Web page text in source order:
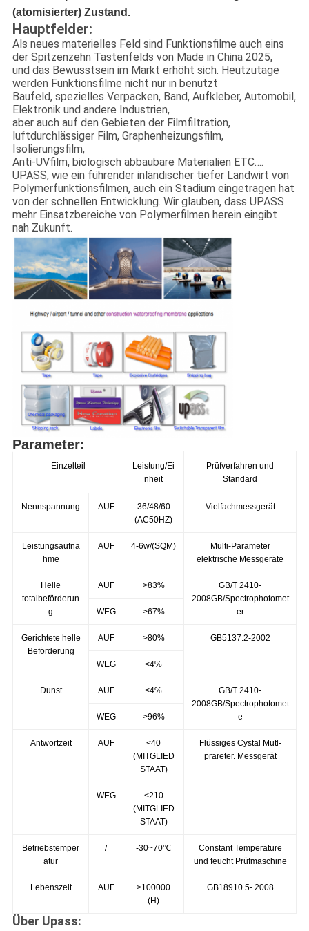
(atomisierter) Zustand.
Hauptfelder:
Als neues materielles Feld sind Funktionsfilme auch eins
der Spitzenzehn Tastenfelds von Made in China 2025,
und das Bewusstsein im Markt erhöht sich. Heutzutage
werden Funktionsfilme nicht nur in benutzt
Baufeld, spezielles Verpacken, Band, Aufkleber, Automobil,
Elektronik und andere Industrien,
aber auch auf den Gebieten der Filmfiltration,
luftdurchlässiger Film, Graphenheizungsfilm,
Isolierungsfilm,
Anti-UVfilm, biologisch abbaubare Materialien ETC….
UPASS, wie ein führender inländischer tiefer Landwirt von
Polymerfunktionsfilmen, auch ein Stadium eingetragen hat
von der schnellen Entwicklung. Wir glauben, dass UPASS
mehr Einsatzbereiche von Polymerfilmen herein eingibt
nah Zukunft.
Parameter:
Einzelteil
Leistung/Ei
nheit
Prüfverfahren und
Standard
Nennspannung AUF
36/48/60
(AC50HZ)
Vielfachmessgerät
Leistungsaufna
hme
AUF 4-6w/(SQM)
Multi-Parameter
elektrische Messgeräte
Helle
totalbeförderun
g
AUF >83%
GB/T 2410-
2008GB/Spectrophotomet
er
WEG >67%
Gerichtete helle
Beförderung
AUF >80% GB5137.2-2002
WEG <4%
Dunst AUF <4%
GB/T 2410-
2008GB/Spectrophotomet
e
WEG >96%
Antwortzeit AUF
<40
(MITGLIED
STAAT)
Flüssiges Cystal Mutl-
prareter. Messgerät
WEG
<210
(MITGLIED
STAAT)
Betriebstemper
atur
/ -30~70℃
Constant Temperature
und feucht Prüfmaschine
Lebenszeit AUF
>100000
(H)
GB18910.5- 2008
Über Upass: